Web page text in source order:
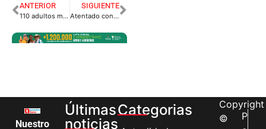
ANTERIOR
110 adultos mayores en riesgo por cortes de energía por parte de la EMSA.
SIGUIENTE
Atentado contra Policías en el Guaviare.
Nuestro
Últimas
noticias
Categorias
Copyright
©
P